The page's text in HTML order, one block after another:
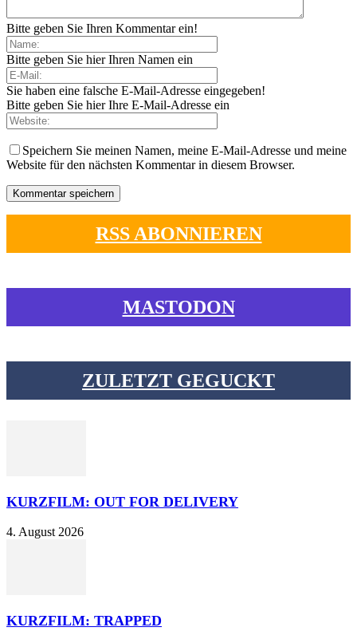
Bitte geben Sie Ihren Kommentar ein!
Bitte geben Sie hier Ihren Namen ein
Sie haben eine falsche E-Mail-Adresse eingegeben!
Bitte geben Sie hier Ihre E-Mail-Adresse ein
Speichern Sie meinen Namen, meine E-Mail-Adresse und meine
Website für den nächsten Kommentar in diesem Browser.
RSS ABONNIEREN
MASTODON
ZULETZT GEGUCKT
KURZFILM: OUT FOR DELIVERY
4. August 2026
KURZFILM: TRAPPED